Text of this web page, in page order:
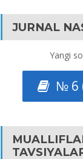
JURNAL
Yangi
№ 6